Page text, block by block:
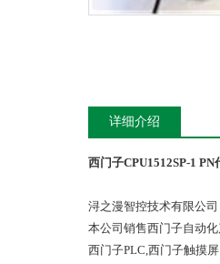
详细介绍
西门子CPU1512SP-1 PN
浔之漫智控技术有限公
本公司销售西门子自动
西门子PLC,西门子触摸